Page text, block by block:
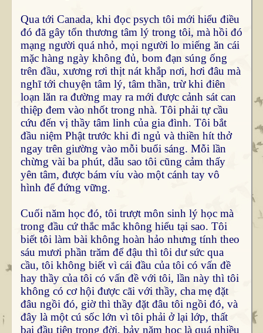
Qua tới Canada, khi đọc psych tôi mới hiểu điều
đó đã gây tổn thương tâm lý trong tôi, mà hồi đó
mạng người quá nhỏ, mọi người lo miếng ăn cái
mặc hàng ngày không đủ, bom đạn súng ống
trên đầu, xương rơi thịt nát khắp nơi, hơi đâu mà
nghĩ tới chuyện tâm lý, tâm thần, trừ khi điên
loạn lăn ra đường may ra mới được cảnh sát can
thiệp đem vào nhốt trong nhà. Tôi phải tự cầu
cứu đến vị thầy tâm linh của gia đình. Tôi bắt
đầu niệm Phật trước khi đi ngủ và thiền hít thở
ngay trên giường vào mỗi buổi sáng. Mỗi lần
chừng vài ba phút, dẫu sao tôi cũng cảm thấy
yên tâm, được bám víu vào một cánh tay vô
hình để đứng vững.
Cuối năm học đó, tôi trượt môn sinh lý học mà
trong đầu cứ thắc mắc không hiểu tại sao. Tôi
biết tôi làm bài không hoàn hảo nhưng tính theo
sáu mươi phần trăm để đậu thì tôi dư sức qua
cầu, tôi không biết vì cái đầu của tôi có vấn đề
hay thầy của tôi có vấn đề với tôi, lần này thì tôi
không có cơ hội được cãi với thầy, cha mẹ đặt
đâu ngồi đó, giờ thì thầy đặt đâu tôi ngồi đó, và
đây là một cú sốc lớn vì tôi phải ở lại lớp, thất
bại đầu tiên trong đời, bảy năm học là quá nhiều